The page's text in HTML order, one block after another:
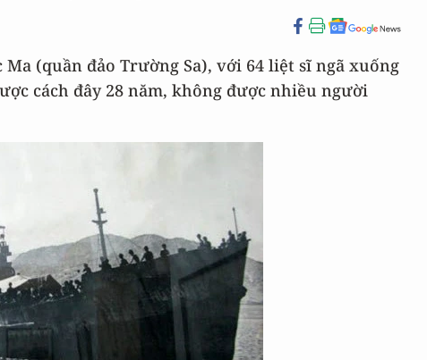
(quần đảo Trường Sa), với 64 liệt sĩ ngã xuống
cách đây 28 năm, không được nhiều người